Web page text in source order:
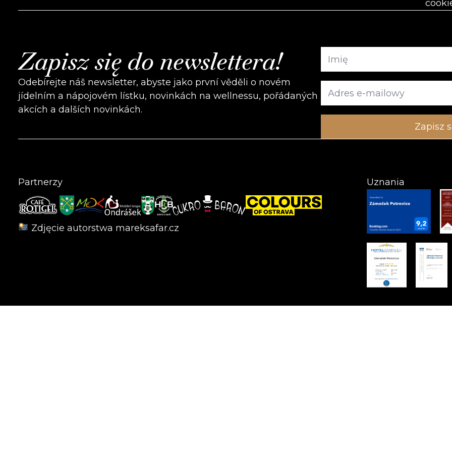
Zapisz się do newslettera!
Odebírejte náš newsletter, abyste jako první věděli o novém
jídelním a nápojovém lístku, novinkách na wellnessu, pořádaných
akcích a dalších novinkách.
Partnerzy
Zdjęcie autorstwa mareksafar.cz
Uznania